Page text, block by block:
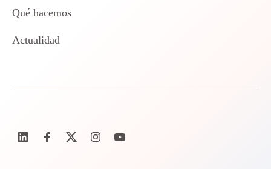
Qué hacemos
Actualidad